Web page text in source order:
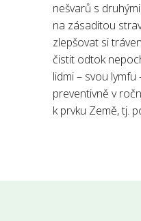
nešvarů s
na zásaditou
zlepšovat si
čistit odtok
lidmi – svou
preventivně v
k prvku Země, tj.